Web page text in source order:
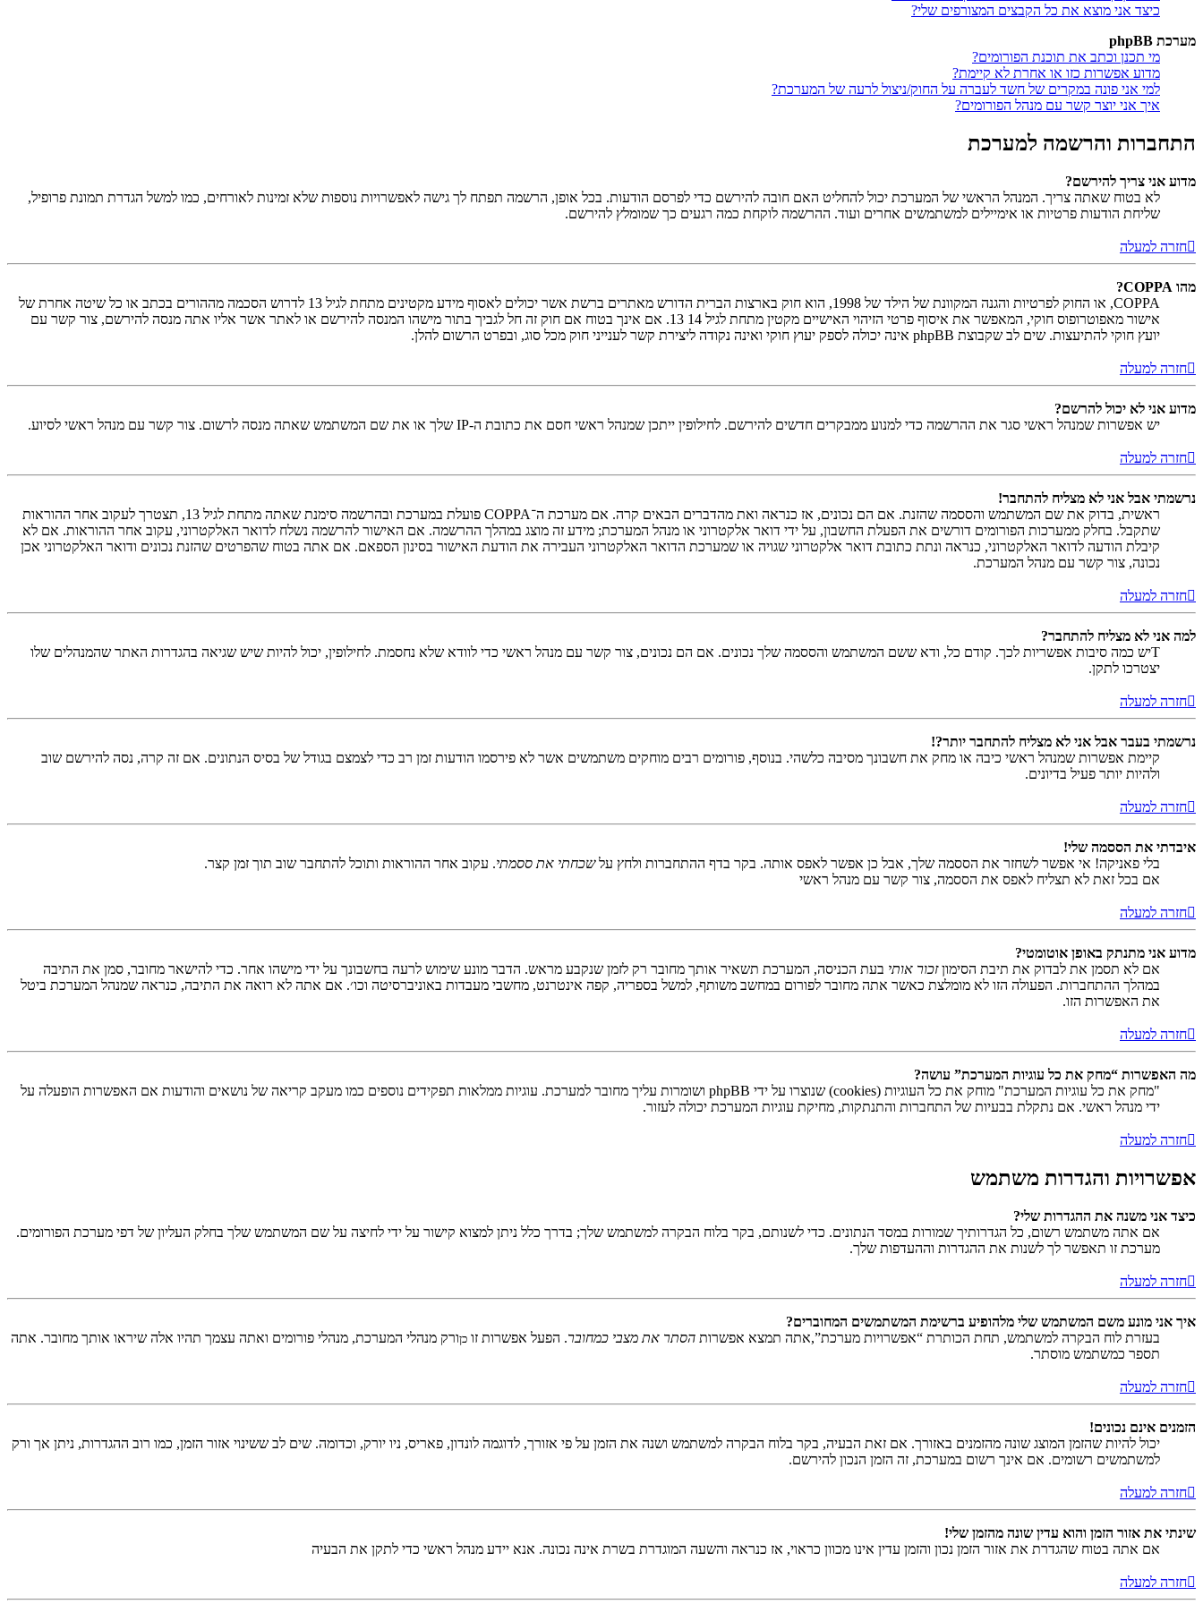
כיצד אני מוצא את כל הקבצים המצורפים שלי?
מערכת phpBB
מי תכנן וכתב את תוכנת הפורומים?
מדוע אפשרות כזו או אחרת לא קיימת?
למי אני פונה במקרים של חשד לעברה על החוק/ניצול לרעה של המערכת?
איך אני יוצר קשר עם מנהל הפורומים?
התחברות והרשמה למערכת
מדוע אני צריך להירשם?
לא בטוח שאתה צריך. המנהל הראשי של המערכת יכול להחליט האם חובה להירשם כדי לפרסם הודעות. בכל אופן, הרשמה תפתח לך גישה לאפשרויות נוספות שלא זמינות לאורחים, כמו למשל הגדרת תמונת פרופיל,
שליחת הודעות פרטיות או אימיילים למשתמשים אחרים ועוד. ההרשמה לוקחת כמה רגעים כך שמומלץ להירשם.
חזרה למעלה
מהו COPPA?
COPPA, או החוק לפרטיות והגנה המקוונת של הילד של 1998, הוא חוק בארצות הברית הדורש מאתרים ברשת אשר יכולים לאסוף מידע מקטינים מתחת לגיל 13 לדרוש הסכמה מההורים בכתב או כל שיטה אחרת של
אישור מאפוטרופוס חוקי, המאפשר את איסוף פרטי הזיהוי האישיים מקטין מתחת לגיל 14 13. אם אינך בטוח אם חוק זה חל לגביך בתור מישהו המנסה להירשם או לאתר אשר אליו אתה מנסה להירשם, צור קשר עם
יועץ חוקי להתיעצות. שים לב שקבוצת phpBB אינה יכולה לספק יעוץ חוקי ואינה נקודה ליצירת קשר לענייני חוק מכל סוג, ובפרט הרשום להלן.
חזרה למעלה
מדוע אני לא יכול להרשם?
יש אפשרות שמנהל ראשי סגר את ההרשמה כדי למנוע ממבקרים חדשים להירשם. לחילופין ייתכן שמנהל ראשי חסם את כתובת ה-IP שלך או את שם המשתמש שאתה מנסה לרשום. צור קשר עם מנהל ראשי לסיוע.
חזרה למעלה
נרשמתי אבל אני לא מצליח להתחבר!
ראשית, בדוק את שם המשתמש והססמה שהזנת. אם הם נכונים, אז כנראה ואת מהדברים הבאים קרה. אם מערכת ה־COPPA פועלת במערכת ובהרשמה סימנת שאתה מתחת לגיל 13, תצטרך לעקוב אחר ההוראות
שתקבל. בחלק ממערכות הפורומים דורשים את הפעלת החשבון, על ידי דואר אלקטרוני או מנהל המערכת; מידע זה מוצג במהלך ההרשמה. אם האישור להרשמה נשלח לדואר האלקטרוני, עקוב אחר ההוראות. אם לא
קיבלת הודעה לדואר האלקטרוני, כנראה ונתת כתובת דואר אלקטרוני שגויה או שמערכת הדואר האלקטרוני העבירה את הודעת האישור בסינון הספאם. אם אתה בטוח שהפרטים שהזנת נכונים ודואר האלקטרוני אכן
נכונה, צור קשר עם מנהל המערכת.
חזרה למעלה
למה אני לא מצליח להתחבר?
Tיש כמה סיבות אפשריות לכך. קודם כל, ודא ששם המשתמש והססמה שלך נכונים. אם הם נכונים, צור קשר עם מנהל ראשי כדי לוודא שלא נחסמת. לחילופין, יכול להיות שיש שגיאה בהגדרות האתר שהמנהלים שלו
יצטרכו לתקן.
חזרה למעלה
נרשמתי בעבר אבל אני לא מצליח להתחבר יותר?!
קיימת אפשרות שמנהל ראשי כיבה או מחק את חשבונך מסיבה כלשהי. בנוסף, פורומים רבים מוחקים משתמשים אשר לא פירסמו הודעות זמן רב כדי לצמצם בגודל של בסיס הנתונים. אם זה קרה, נסה להירשם שוב
ולהיות יותר פעיל בדיונים.
חזרה למעלה
איבדתי את הססמה שלי!
בלי פאניקה! אי אפשר לשחזר את הססמה שלך, אבל כן אפשר לאפס אותה. בקר בדף ההתחברות ולחץ עלשכחתי את ססמתי. עקוב אחר ההוראות ותוכל להתחבר שוב תוך זמן קצר.
אם בכל זאת לא תצליח לאפס את הססמה, צור קשר עם מנהל ראשי
חזרה למעלה
מדוע אני מתנתק באופן אוטומטי?
אם לא תסמן את לבדוק את תיבת הסימוןזכור אותי בעת הכניסה, המערכת תשאיר אותך מחובר רק לזמן שנקבע מראש. הדבר מונע שימוש לרעה בחשבונך על ידי מישהו אחר. כדי להישאר מחובר, סמן את התיבה
במהלך ההתחברות. הפעולה הזו לא מומלצת כאשר אתה מחובר לפורום במחשב משותף, למשל בספריה, קפה אינטרנט, מחשבי מעבדות באוניברסיטה וכו׳. אם אתה לא רואה את התיבה, כנראה שמנהל המערכת ביטל
את האפשרות הזו.
חזרה למעלה
מה האפשרות “מחק את כל עוגיות המערכת” עושה?
"מחק את כל עוגיות המערכת" מוחק את כל העוגיות (cookies) שנוצרו על ידי phpBB ושומרות עליך מחובר למערכת. עוגיות ממלאות תפקידים נוספים כמו מעקב קריאה של נושאים והודעות אם האפשרות הופעלה על
ידי מנהל ראשי. אם נתקלת בבעיות של התחברות והתנתקות, מחיקת עוגיות המערכת יכולה לעזור.
חזרה למעלה
אפשרויות והגדרות משתמש
כיצד אני משנה את ההגדרות שלי?
אם אתה משתמש רשום, כל הגדרותיך שמורות במסד הנתונים. כדי לשנותם, בקר בלוח הבקרה למשתמש שלך; בדרך כלל ניתן למצוא קישור על ידי לחיצה על שם המשתמש שלך בחלק העליון של דפי מערכת הפורומים.
מערכת זו תאפשר לך לשנות את ההגדרות וההעדפות שלך.
חזרה למעלה
איך אני מונע משם המשתמש שלי מלהופיע ברשימת המשתמשים המחוברים?
בעזרת לוח הבקרה למשתמש, תחת הכותרת “אפשרויות מערכת”,אתה תמצא אפשרות הסתר את מצבי כמחובר. הפעל אפשרות זו כןורק מנהלי המערכת, מנהלי פורומים ואתה עצמך תהיו אלה שיראו אותך מחובר. אתה
תספר כמשתמש מוסתר.
חזרה למעלה
הזמנים אינם נכונים!
יכול להיות שהזמן המוצג שונה מהזמנים באזורך. אם זאת הבעיה, בקר בלוח הבקרה למשתמש ושנה את הזמן על פי אזורך, לדוגמה לונדון, פאריס, ניו יורק, וכדומה. שים לב ששינוי אזור הזמן, כמו רוב ההגדרות, ניתן אך ורק
למשתמשים רשומים. אם אינך רשום במערכת, זה הזמן הנכון להירשם.
חזרה למעלה
שינתי את אזור הזמן והוא עדין שונה מהזמן שלי!
אם אתה בטוח שהגדרת את אזור הזמן נכון והזמן עדין אינו מכוון כראוי, אז כנראה והשעה המוגדרת בשרת אינה נכונה. אנא יידע מנהל ראשי כדי לתקן את הבעיה
חזרה למעלה